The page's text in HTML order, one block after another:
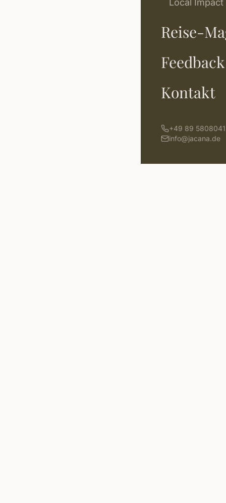
Local Impact
Reise-
Feedback
Kontakt
+49 89 5808041
info@jacana.de